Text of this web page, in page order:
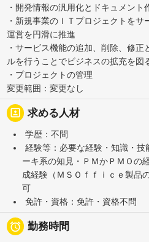
・開発情報の汎用化とドキュメント
・新規事業のＩＴプロジェクトを
運営を円滑に推進
・サービス機能の追加、削除、修正
ルを行うことでビジネスの拡充を図
・プロジェクトの管理
変更範囲：変更なし
portrait 求める人材
学歴：不問
経験等：必要な経験・知識・
ーキ系の知見・ＰＭかＰＭＯの
成経験（ＭＳＯｆｆｉｃｅ製品
可
免許・資格：免許・資格不問
 勤務時間